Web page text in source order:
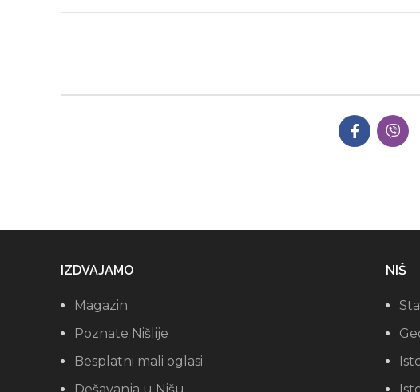
IZDVAJAMO
Magazin
Poznate Nišlije
Besplatni mali oglasi
NIŠ